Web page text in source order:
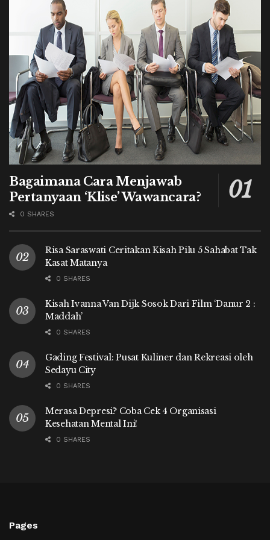
Bagaimana Cara Menjawab
Pertanyaan ‘Klise’ Wawancara?
0 SHARES
Risa Saraswati Ceritakan Kisah Pilu 5 Sahabat Tak
Kasat Matanya
0 SHARES
Kisah Ivanna Van Dijk Sosok Dari Film ‘Danur 2 :
Maddah’
0 SHARES
Gading Festival: Pusat Kuliner dan Rekreasi oleh
Sedayu City
0 SHARES
Merasa Depresi? Coba Cek 4 Organisasi
Kesehatan Mental Ini!
0 SHARES
Pages